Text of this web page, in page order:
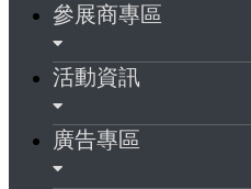
參展商專區
活動資訊
廣告專區